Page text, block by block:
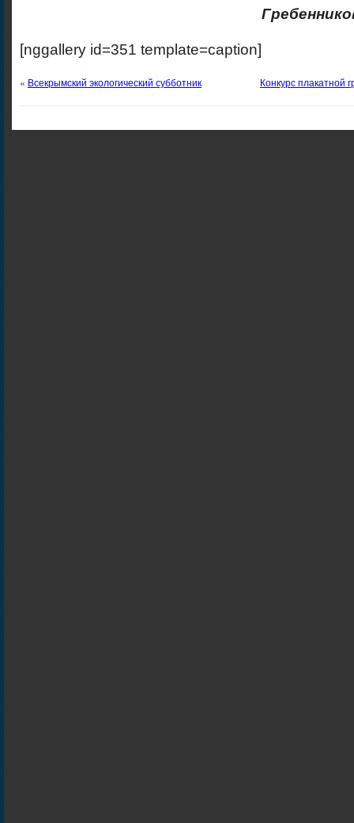
[nggallery id=351 template=caption]
« Всекрымский экологический субботник Конкурс плакатной